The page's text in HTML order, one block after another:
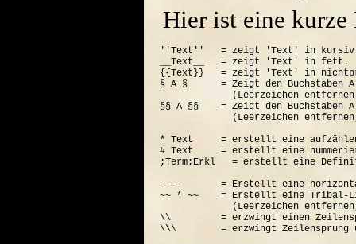
Hier ist eine
''Text''   = zeigt 'Text' in
__Text__   = zeigt 'Text' in fett.
{{Text}}   = zeigt 'Text' in
§ A §      = Zeigt den Buchstaben
(Leerzeichen
§§ A §§    = Zeigt den Buchstaben
(Leerzeichen
* Text     = erstellt eine
# Text     = erstellt eine
;Term:Erkl   = erstellt eine
----       = Erstellt eine
~~ * ~~    = Erstellt eine Tribal-
(Leerzeichen
\\         = erzwingt einen
\\\        = erzwingt Zeilensprung